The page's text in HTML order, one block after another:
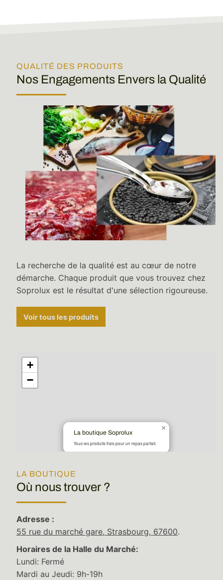
QUALITÉ DES PRODUITS
Nos Engagements Envers la Qualité
La recherche de la qualité est au cœur de notre
démarche. Chaque produit que vous trouvez chez
Soprolux est le résultat d'une sélection rigoureuse.
Voir tous les produits
La boutique Soprolux
Tous les produits frais pour un repas parfait.
×
+
−
LA BOUTIQUE
Où nous trouver ?
Adresse :
55 rue du marché gare, Strasbourg, 67600.
Horaires de la Halle du Marché:
Lundi: Fermé
Mardi au Jeudi: 9h-19h